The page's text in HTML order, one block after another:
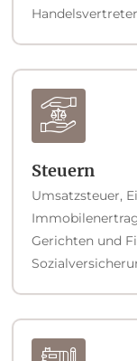
Steuern
Umsatzsteuer,
Gerichten und